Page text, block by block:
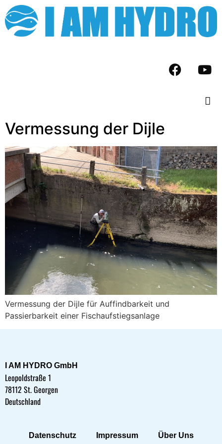
Vermessung der Dijle
Vermessung der Dijle für Auffindbarkeit und
Passierbarkeit einer Fischaufstiegsanlage
I AM HYDRO GmbH
Leopoldstraße 1
78112 St. Georgen
Deutschland
Datenschutz Impressum Über Uns